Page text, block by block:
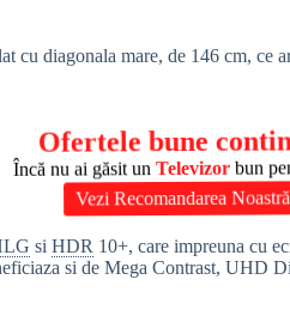
cu diagonala mare, de 146 cm, ce
Ofertele bune
Încă nu ai găsit un Televizor bun
Vezi Recomandarea
siHDR 10+, care impreuna cu
si de Mega Contrast, UHD